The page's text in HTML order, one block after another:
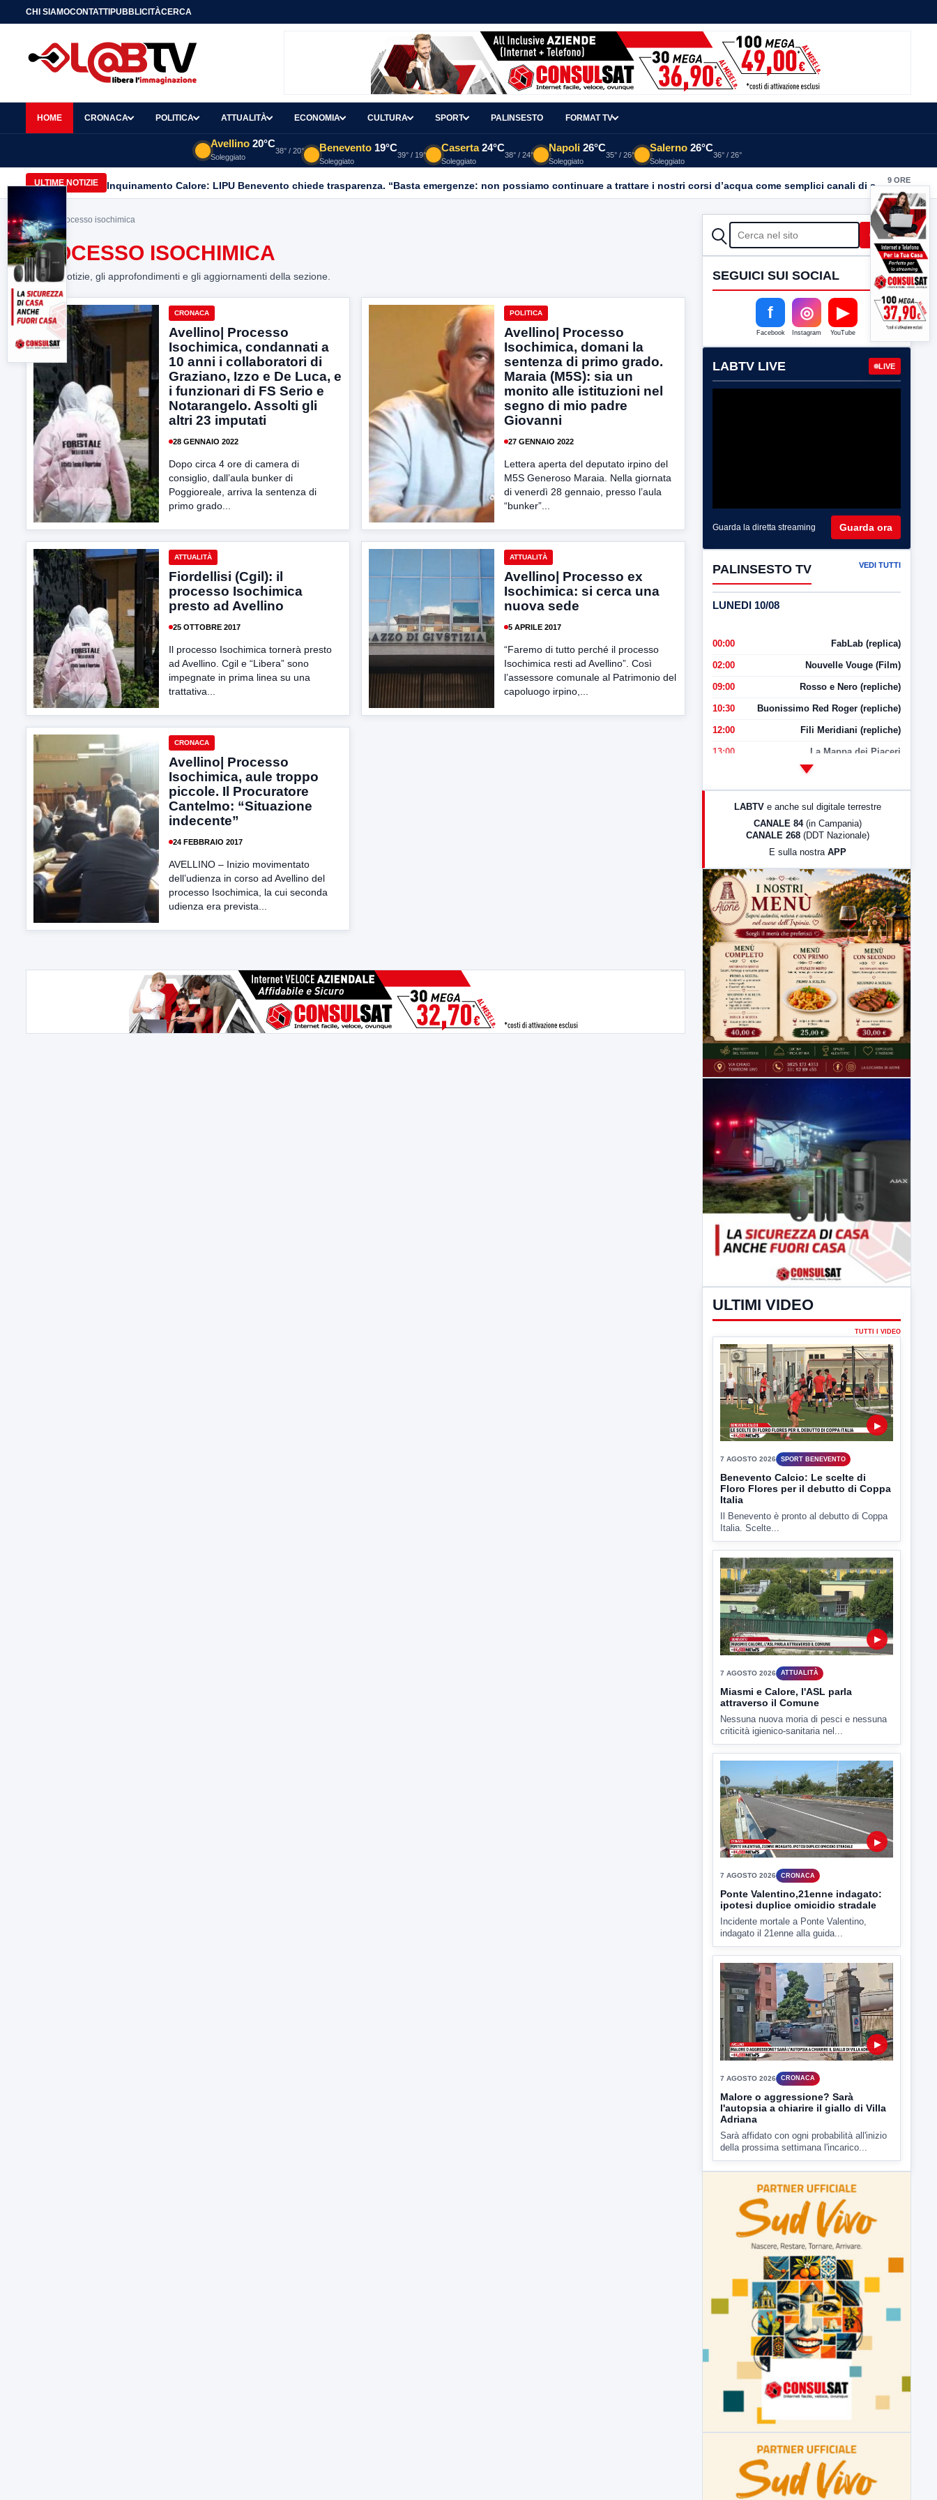
CHI SIAMOCONTATTIPUBBLICITÀCERCA
HOME CRONACA POLITICA ATTUALITÀ ECONOMIA CULTURA SPORT PALINSESTO FORMAT TV
Avellino 20°C
Soleggiato
38° / 20° Benevento 19°C
Soleggiato
39° / 19°
Caserta 24°C
Soleggiato
38° / 24°
Napoli 26°C
Soleggiato
35° / 26°
Salerno 26°C
Soleggiato
36° / 26°
ULTIME NOTIZIE Inquinamento Calore: LIPU Benevento chiede trasparenza. “Basta emergenze: non possiamo continuare a trattare i nostri corsi d’acqua come semplici canali di scarico 9 ORE
Home> processo isochimica
PROCESSO ISOCHIMICA
Tutte le notizie, gli approfondimenti e gli aggiornamenti della sezione.
CRONACA
Avellino| Processo
Isochimica, condannati a
10 anni i collaboratori di
Graziano, Izzo e De Luca, e
i funzionari di FS Serio e
Notarangelo. Assolti gli
altri 23 imputati
28 GENNAIO 2022
Dopo circa 4 ore di camera di
consiglio, dall’aula bunker di
Poggioreale, arriva la sentenza di
primo grado...
POLITICA
Avellino| Processo
Isochimica, domani la
sentenza di primo grado.
Maraia (M5S): sia un
monito alle istituzioni nel
segno di mio padre
Giovanni
27 GENNAIO 2022
Lettera aperta del deputato irpino del
M5S Generoso Maraia. Nella giornata
di venerdì 28 gennaio, presso l’aula
“bunker”...
ATTUALITÀ
Fiordellisi (Cgil): il
processo Isochimica
presto ad Avellino
25 OTTOBRE 2017
Il processo Isochimica tornerà presto
ad Avellino. Cgil e “Libera” sono
impegnate in prima linea su una
trattativa...
ATTUALITÀ
Avellino| Processo ex
Isochimica: si cerca una
nuova sede
5 APRILE 2017
“Faremo di tutto perché il processo
Isochimica resti ad Avellino”. Così
l’assessore comunale al Patrimonio del
capoluogo irpino,...
CRONACA
Avellino| Processo
Isochimica, aule troppo
piccole. Il Procuratore
Cantelmo: “Situazione
indecente”
24 FEBBRAIO 2017
AVELLINO – Inizio movimentato
dell’udienza in corso ad Avellino del
processo Isochimica, la cui seconda
udienza era prevista...
CERCA Cerca
SEGUICI SUI SOCIAL
f
Facebook
◎
Instagram
▶
YouTube
LABTV LIVE LIVE
Guarda la diretta streaming Guarda ora
PALINSESTO TV VEDI TUTTI
LUNEDI 10/08
00:00 FabLab (replica)
02:00 Nouvelle Vouge (Film)
09:00 Rosso e Nero (repliche)
10:30 Buonissimo Red Roger (repliche)
12:00 Fili Meridiani (repliche)
13:00 La Mappa dei Piaceri
LabNews (Diretta)
23:00 LabNews (replica)
LABTV e anche sul digitale terrestre
CANALE 84 (in Campania)
CANALE 268 (DDT Nazionale)
E sulla nostra APP
ULTIMI VIDEO
▶
7 AGOSTO 2026 SPORT BENEVENTO
Benevento Calcio: Le scelte di
Floro Flores per il debutto di Coppa
Italia
Il Benevento è pronto al debutto di Coppa
Italia. Scelte...
▶
Miasmi e Calore, l'ASL parla
attraverso il Comune
Nessuna nuova moria di pesci e nessuna
criticità igienico-sanitaria nel...
▶
Ponte Valentino,21enne indagato:
ipotesi duplice omicidio stradale
Incidente mortale a Ponte Valentino,
7 AGOSTO 2026 CRONACA
Malore o aggressione? Sarà
l'autopsia a chiarire il giallo di Villa
Adriana
Sarà affidato con ogni probabilità all'inizio
della prossima settimana l'incarico...